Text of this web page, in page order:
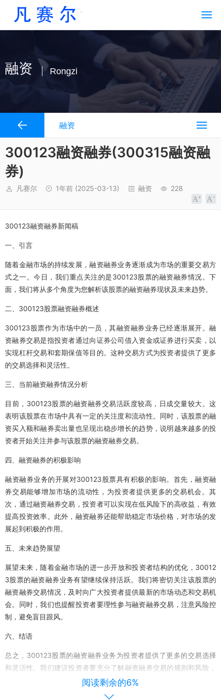
融资 Rongzi
融资
300123融资融券(300315融资融
券)
凡赛尔 1年前 (2025-03-13) 融资 228
300123融资融券新闻稿
一、引言
随着金融市场的持续发展，融资融券业务逐渐成为市场的重要交易方
式之一。今日，我们重点关注的是300123股票的融资融券情况。下
面，我们将从多个角度为您解析该股票的融资融券现状及未来趋势。
二、300123股票融资融券概述
300123股票作为市场中的一员，其融资融券业务已经逐渐展开。融
资融券交易是指投资者通过向证券公司借入资金或证券进行买卖，以
实现杠杆交易和套期保值等目的。这种交易方式为投资者提供了更多
的交易选择和灵活性。
三、当前融资融券情况分析
目前，300123股票的融资融券交易活跃度较高，日成交量较大。这
表明该股票在市场中具有一定的关注度和流动性。同时，该股票的融
资买入额和融券卖出量也呈现出稳步增长的趋势，说明越来越多的投
资者开始关注并参与该股票的融资融券交易。
四、融资融券的积极影响
融资融券业务的开展对300123股票具有积极的影响。首先，融资融
券交易能够增加市场的流动性，为投资者提供更多的交易机会。其
次，通过融资融券交易，投资者可以实现在低风险下的高收益，有效
提高投资效率。此外，融资融券还能帮助稳定市场价格，对市场的发
展起到积极的作用。
五、未来趋势展望
展望未来，随着金融市场的进一步开放和投资者结构的优化，30012
3股票的融资融券业务有望继续保持活跃。我们将密切关注该股票的
融资融券交易情况，及时向广大投资者提供最新的市场动态和交易机
会。同时，我们也提醒投资者要理性参与融资融券交易，注意风险控
制，避免盲目跟风。
六、结语
总之，300123股票的融资融券业务为投资者提供了更多的交易选择
和灵活性。我们建议投资者要充分了解融资融券交易的规则和风险，
理性参与市场交易，共享金融市场的发展成果。未来，我们将继续关
注该股票的融资融券情况，为广大投资者提供及时、准确的市场信
阅读剩余的6%